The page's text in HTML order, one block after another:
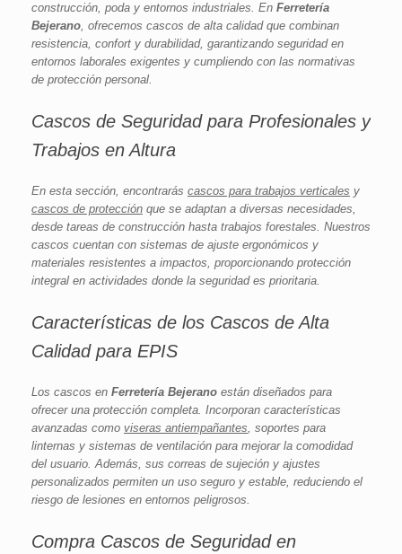
construcción, poda y entornos industriales. En Ferretería
Bejerano, ofrecemos cascos de alta calidad que combinan
resistencia, confort y durabilidad, garantizando seguridad en
entornos laborales exigentes y cumpliendo con las normativas
de protección personal.
Cascos de Seguridad para Profesionales y
Trabajos en Altura
En esta sección, encontrarás cascos para trabajos verticales y
cascos de protección que se adaptan a diversas necesidades,
desde tareas de construcción hasta trabajos forestales. Nuestros
cascos cuentan con sistemas de ajuste ergonómicos y
materiales resistentes a impactos, proporcionando protección
integral en actividades donde la seguridad es prioritaria.
Características de los Cascos de Alta
Calidad para EPIS
Los cascos en Ferretería Bejerano están diseñados para
ofrecer una protección completa. Incorporan características
avanzadas como viseras antiempañantes, soportes para
linternas y sistemas de ventilación para mejorar la comodidad
del usuario. Además, sus correas de sujeción y ajustes
personalizados permiten un uso seguro y estable, reduciendo el
riesgo de lesiones en entornos peligrosos.
Compra Cascos de Seguridad en